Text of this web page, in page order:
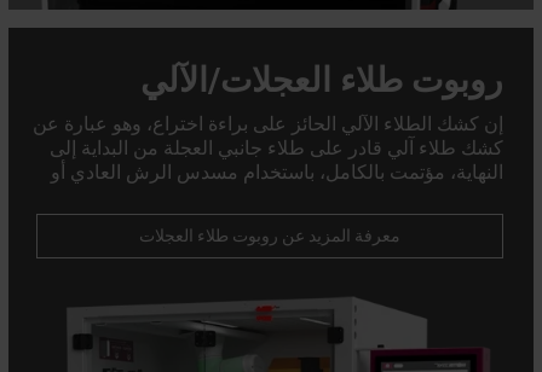
روبوت طلاء العجلات/الآلي
إن كشك الطلاء الآلي الحائز على براءة اختراع، وهو عبارة عن
كشك طلاء آلي قادر على طلاء جانبي العجلة من البداية إلى
النهاية، مؤتمت بالكامل، باستخدام مسدس الرش العادي أو
الطلاء بنسبة تصل إلى 50%
معرفة المزيد عن روبوت طلاء العجلات